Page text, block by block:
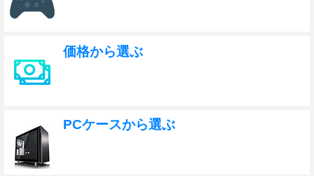
価格から選ぶ
PCケースから選ぶ